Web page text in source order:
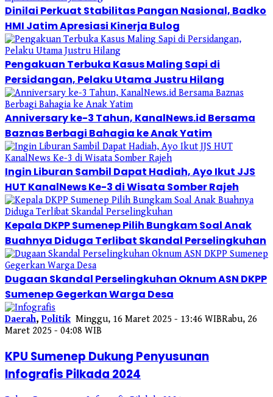
Dinilai Perkuat Stabilitas Pangan Nasional, Badko
HMI Jatim Apresiasi Kinerja Bulog
Pengakuan Terbuka Kasus Maling Sapi di
Persidangan, Pelaku Utama Justru Hilang
Anniversary ke-3 Tahun, KanalNews.id Bersama
Baznas Berbagi Bahagia ke Anak Yatim
Ingin Liburan Sambil Dapat Hadiah, Ayo Ikut JJS
HUT KanalNews Ke-3 di Wisata Somber Rajeh
Kepala DKPP Sumenep Pilih Bungkam Soal Anak
Buahnya Diduga Terlibat Skandal Perselingkuhan
Dugaan Skandal Perselingkuhan Oknum ASN DKPP
Sumenep Gegerkan Warga Desa
Daerah, Politik Minggu, 16 Maret 2025 - 13:46 WIBRabu, 26
Maret 2025 - 04:08 WIB
KPU Sumenep Dukung Penyusunan
Infografis Pilkada 2024